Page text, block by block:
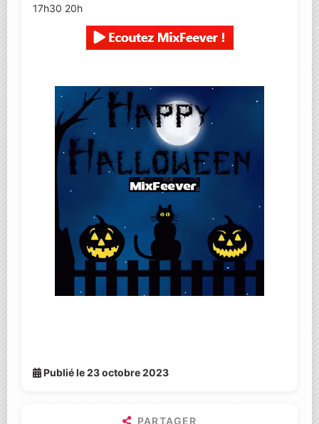
17h30 20h
Publié le 23 octobre 2023
PARTAGER